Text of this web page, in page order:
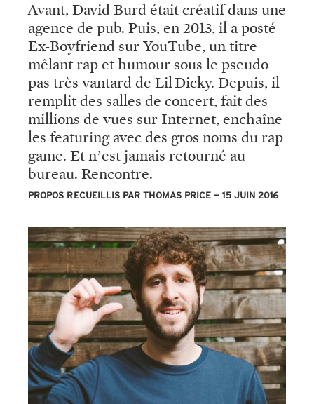
Avant, David Burd était créatif dans une
agence de pub. Puis, en 2013, il a posté
Ex-Boyfriend sur YouTube, un titre
mêlant rap et humour sous le pseudo
pas très vantard de Lil Dicky. Depuis, il
remplit des salles de concert, fait des
millions de vues sur Internet, enchaîne
les featuring avec des gros noms du rap
game. Et n’est jamais retourné au
bureau. Rencontre.
PROPOS RECUEILLIS PAR THOMAS PRICE 15 JUIN 2016